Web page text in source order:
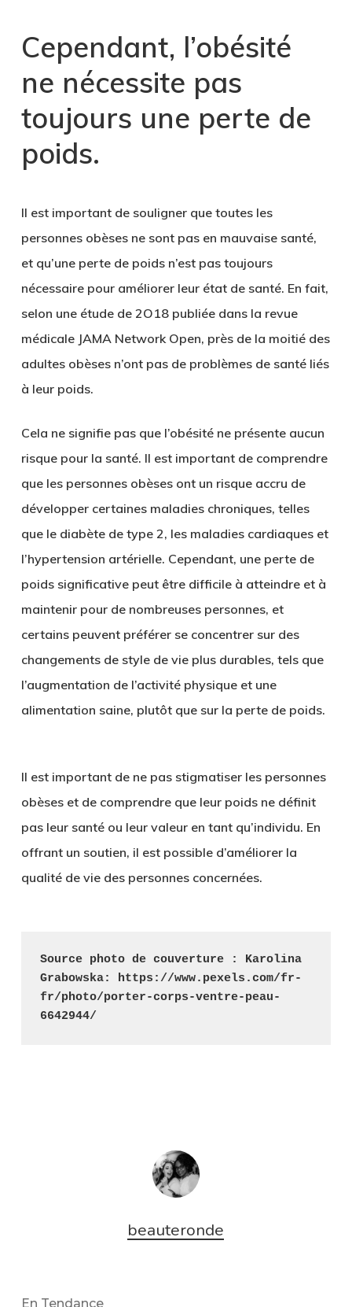
Cependant, l’obésité
ne nécessite pas
toujours une perte de
poids.
Il est important de souligner que toutes les
personnes obèses ne sont pas en mauvaise santé,
et qu’une perte de poids n’est pas toujours
nécessaire pour améliorer leur état de santé. En fait,
selon une étude de 2O18 publiée dans la revue
médicale JAMA Network Open, près de la moitié des
adultes obèses n’ont pas de problèmes de santé liés
à leur poids.
Cela ne signifie pas que l’obésité ne présente aucun
risque pour la santé. Il est important de comprendre
que les personnes obèses ont un risque accru de
développer certaines maladies chroniques, telles
que le diabète de type 2, les maladies cardiaques et
l’hypertension artérielle. Cependant, une perte de
poids significative peut être difficile à atteindre et à
maintenir pour de nombreuses personnes, et
certains peuvent préférer se concentrer sur des
changements de style de vie plus durables, tels que
l’augmentation de l’activité physique et une
alimentation saine, plutôt que sur la perte de poids.
Il est important de ne pas stigmatiser les personnes
obèses et de comprendre que leur poids ne définit
pas leur santé ou leur valeur en tant qu’individu. En
offrant un soutien, il est possible d’améliorer la
qualité de vie des personnes concernées.
Source photo de couverture : Karolina
Grabowska: https://www.pexels.com/fr-
fr/photo/porter-corps-ventre-peau-
6642944/
beauteronde
En Tendance